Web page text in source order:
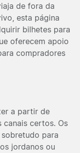
de fora da
esta página
bilhetes para
oferecem apoio
compradores
a partir de
canais certos. Os
para
jordanos ou